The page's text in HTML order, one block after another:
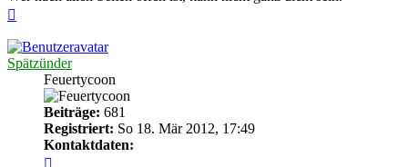
Spätzünder
Feuertycoon
Beiträge: 681
Registriert: So 18. Mär 2012, 17:49
Kontaktdaten: